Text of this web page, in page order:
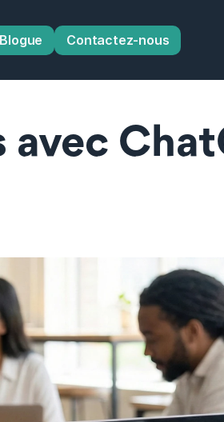
Blogue Contactez-nous
avec